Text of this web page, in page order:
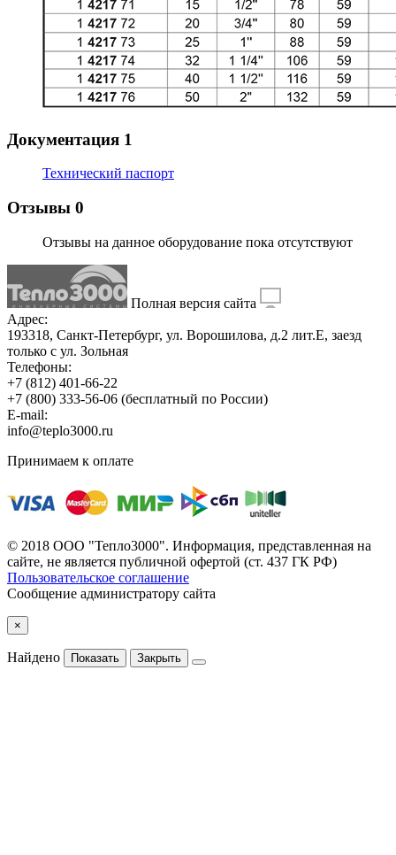
Документация 1
Технический паспорт
Отзывы 0
Отзывы на данное оборудование пока отсутствуют
Полная версия сайта
Адрес:
193318, Санкт-Петербург, ул. Ворошилова, д.2 лит.Е, заезд
только с ул. Зольная
Телефоны:
+7 (812) 401-66-22
+7 (800) 333-56-06 (бесплатный по России)
E-mail:
info@teplo3000.ru
Принимаем к оплате
© 2018 ООО "Тепло3000". Информация, представленная на
сайте, не является публичной офертой (ст. 437 ГК РФ)
Пользовательское соглашение
Сообщение администратору сайта
×
Найдено Показать Закрыть